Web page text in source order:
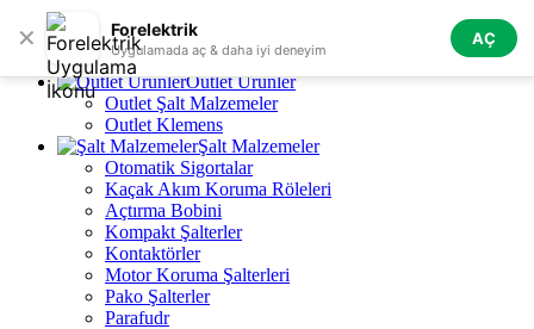
✕ Forelektrik
Uygulamada aç & daha iyi deneyim
AÇ
Skip to navigation Skip to main content
Tüm Kategoriler
Outlet Ürünler
Outlet Şalt Malzemeler
Outlet Klemens
Şalt Malzemeler
Otomatik Sigortalar
Kaçak Akım Koruma Röleleri
Açtırma Bobini
Kompakt Şalterler
Kontaktörler
Motor Koruma Şalterleri
Pako Şalterler
Parafudr